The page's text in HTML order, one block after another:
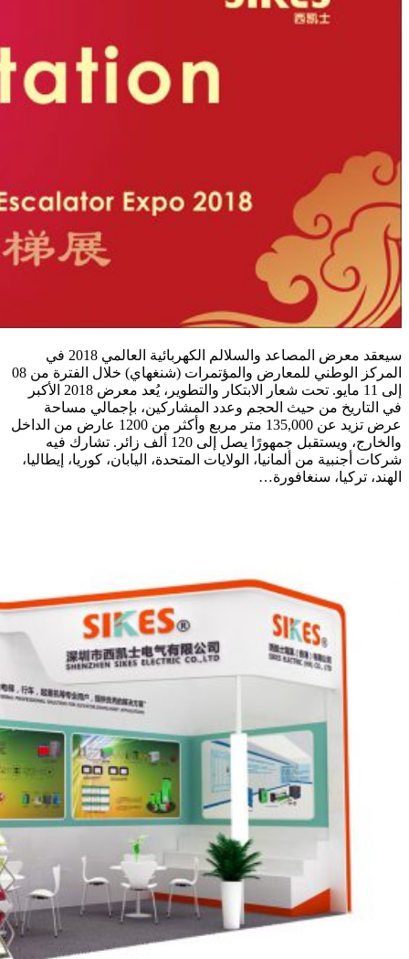
سيعقد معرض المصاعد والسلالم الكهربائية العالمي 2018 في
المركز الوطني للمعارض والمؤتمرات (شنغهاي) خلال الفترة من 08
إلى 11 مايو. تحت شعار الابتكار والتطوير، يُعد معرض 2018 الأكبر
في التاريخ من حيث الحجم وعدد المشاركين، بإجمالي مساحة
عرض تزيد عن 135,000 متر مربع وأكثر من 1200 عارض من الداخل
والخارج، ويستقبل جمهورًا يصل إلى 120 ألف زائر. تشارك فيه
شركات أجنبية من ألمانيا، الولايات المتحدة، اليابان، كوريا، إيطاليا،
الهند، تركيا، سنغافورة…